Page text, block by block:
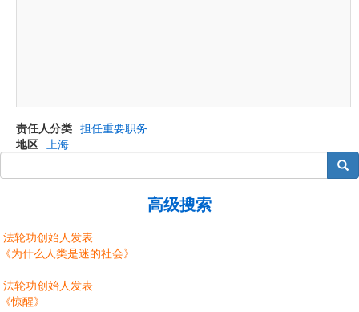
责任人分类 担任重要职务
地区 上海
搜索
高级搜索
法轮功创始人发表
《为什么人类是迷的社会》
法轮功创始人发表
《惊醒》